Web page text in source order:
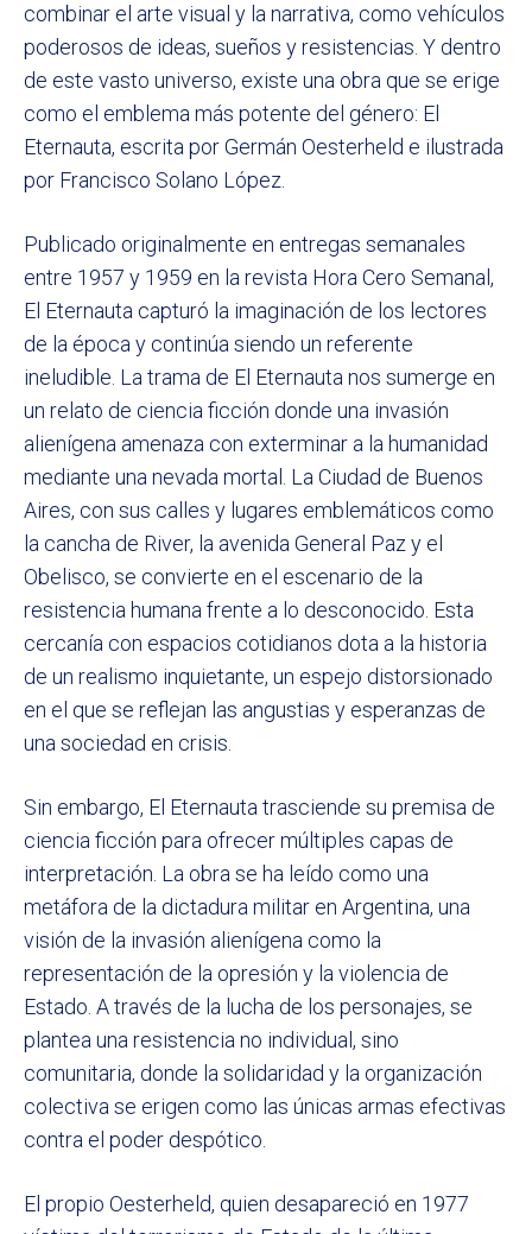
combinar el arte visual y la narrativa, como vehículos
poderosos de ideas, sueños y resistencias. Y dentro
de este vasto universo, existe una obra que se erige
como el emblema más potente del género: El
Eternauta, escrita por Germán Oesterheld e ilustrada
por Francisco Solano López.
Publicado originalmente en entregas semanales
entre 1957 y 1959 en la revista Hora Cero Semanal,
El Eternauta capturó la imaginación de los lectores
de la época y continúa siendo un referente
ineludible. La trama de El Eternauta nos sumerge en
un relato de ciencia ficción donde una invasión
alienígena amenaza con exterminar a la humanidad
mediante una nevada mortal. La Ciudad de Buenos
Aires, con sus calles y lugares emblemáticos como
la cancha de River, la avenida General Paz y el
Obelisco, se convierte en el escenario de la
resistencia humana frente a lo desconocido. Esta
cercanía con espacios cotidianos dota a la historia
de un realismo inquietante, un espejo distorsionado
en el que se reflejan las angustias y esperanzas de
una sociedad en crisis.
Sin embargo, El Eternauta trasciende su premisa de
ciencia ficción para ofrecer múltiples capas de
interpretación. La obra se ha leído como una
metáfora de la dictadura militar en Argentina, una
visión de la invasión alienígena como la
representación de la opresión y la violencia de
Estado. A través de la lucha de los personajes, se
plantea una resistencia no individual, sino
comunitaria, donde la solidaridad y la organización
colectiva se erigen como las únicas armas efectivas
contra el poder despótico.
El propio Oesterheld, quien desapareció en 1977